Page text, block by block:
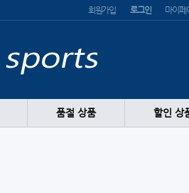
회원가입 로그인 마이페
품절 상품 할인 상